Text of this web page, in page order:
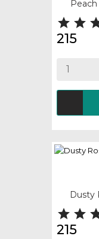
 
215
Dusty
 
215